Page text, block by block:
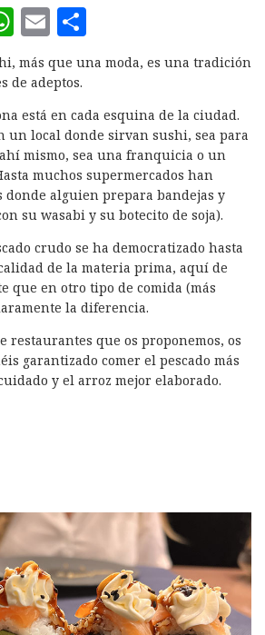
W
h
at
s
A
p
p
E
m
ai
l
o
m
p
a
rt
ir
más que una moda, es una tradición
de adeptos.
está en cada esquina de la ciudad.
un local donde sirvan sushi, sea para
mismo, sea una franquicia o un
muchos supermercados han
alguien prepara bandejas y
su wasabi y su botecito de soja).
crudo se ha democratizado hasta
de la materia prima, aquí de
que en otro tipo de comida (más
la diferencia.
restaurantes que os proponemos, os
garantizado comer el pescado más
y el arroz mejor elaborado.